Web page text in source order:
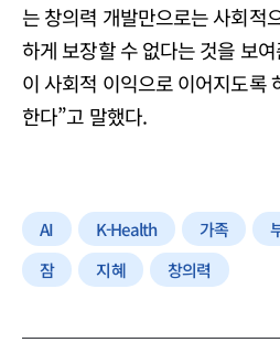
는 창의력 개발만으로는 사회적
하게 보장할 수 없다는 것을 보
이 사회적 이익으로 이어지도록
한다”고 말했다.
AI K-Health 가족
잠
지혜 창의력